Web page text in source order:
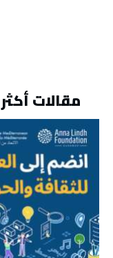
مقالات